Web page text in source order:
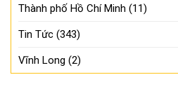
Thành phố Hồ Chí Minh (11)
Tin Tức (343)
Vĩnh Long (2)